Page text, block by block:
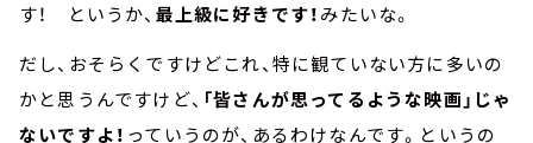
す！ というか、 最上級に好きです！みたいな。
だし、おそらくですけどこれ、特に観ていない方に多いの
かと思うんですけど、 「皆さんが思ってるような映画」じゃ
ないですよ！ っていうのが、あるわけなんです。というの